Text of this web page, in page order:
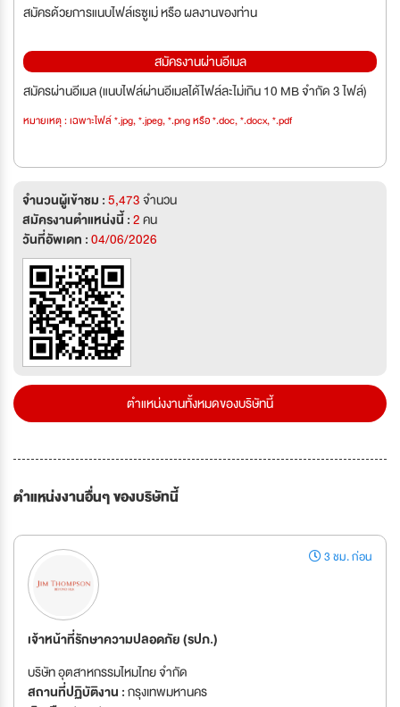
สมัครด้วยการแนบไฟล์เรซูเม่ หรือ ผลงานของท่าน
สมัครงานผ่านอีเมล
สมัครผ่านอีเมล (แนบไฟล์ผ่านอีเมลได้ไฟล์ละไม่เกิน 10 MB จำกัด 3 ไฟล์)
หมายเหตุ : เฉพาะไฟล์ *.jpg, *.jpeg, *.png หรือ *.doc, *.docx, *.pdf
จำนวนผู้เข้าชม :5,473จำนวน
สมัครงานตำแหน่งนี้ :2คน
วันที่อัพเดท :04/06/2026
ตำแหน่งงานทั้งหมดของบริษัทนี้
ตำแหน่งงานอื่นๆ ของบริษัทนี้
3 ชม. ก่อน
เจ้าหน้าที่รักษาความปลอดภัย (รปภ.)
บริษัท อุตสาหกรรมไหมไทย จำกัด
สถานที่ปฏิบัติงาน :กรุงเทพมหานคร